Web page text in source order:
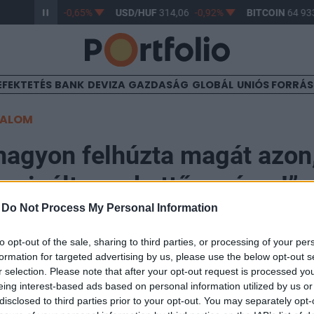
Do Not Process My Personal Information
opt-out of the sale, sharing to third parties, or processing of your
for targeted advertising by us, please use the below opt-out
selection. Please note that after your opt-out request is processed
interest-based ads based on personal information utilized by us
to third parties prior to your opt-out. You may separately
363,02 -0,65% USD/HUF 314,06 -0,92% BITCOIN64
BANK DEVIZA GAZDASÁG GLOBÁL UNIÓS
felhúzta magát
„ez kettős mérce!”
frusztrálja az, hogy az Egyesült Államok
miközben Ukrajnának folyamatosan megkötéseket